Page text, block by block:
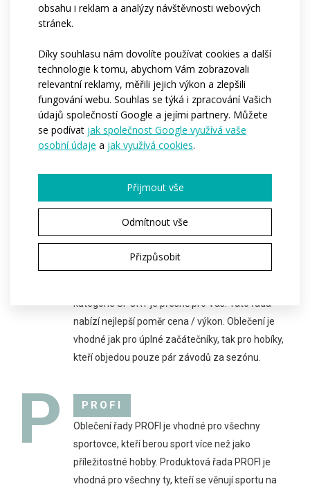
obsahu i reklam a analýzy návštěvnosti webových
stránek.
Díky souhlasu nám dovolíte používat cookies a další
technologie k tomu, abychom Vám zobrazovali
relevantní reklamy, měřili jejich výkon a zlepšili
fungování webu. Souhlas se týká i zpracování Vašich
údajů společností Google a jejími partnery. Můžete
se podívat jak společnost Google využívá vaše
osobní údaje a jak využívá cookies.
Přijmout vše
Odmítnout vše
Přizpůsobit
Jednobarevné volnější
Cena na vyžádání
S
kategorie SPORT je přesně pro Vás. Tato řada
nabízí nejlepší poměr cena / výkon. Oblečení je
vhodné jak pro úplné začátečníky, tak pro hobíky,
kteří objedou pouze pár závodů za sezónu.
P PROFI
Oblečení řady PROFI je vhodné pro všechny
sportovce, kteří berou sport více než jako
příležitostné hobby. Produktová řada PROFI je
vhodná pro všechny ty, kteří se věnují sportu na